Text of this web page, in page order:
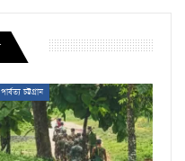
পার্বত্য চট্টগ্রাম